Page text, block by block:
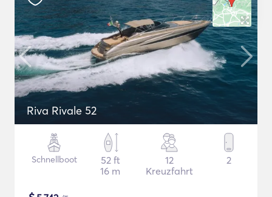
Riva Rivale 52
Schnellboot
52 ft
16 m
12
Kreuzfahrt
2